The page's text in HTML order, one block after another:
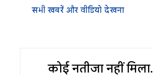
सभी खबरें और वीडियो देखना
कोई नतीजा नहीं मिला.